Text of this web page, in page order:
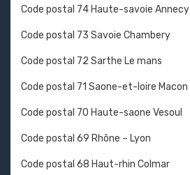
Code postal 74 Haute-savoie Annecy
Code postal 73 Savoie Chambery
Code postal 72 Sarthe Le mans
Code postal 71 Saone-et-loire Macon
Code postal 70 Haute-saone Vesoul
Code postal 69 Rhône – Lyon
Code postal 68 Haut-rhin Colmar